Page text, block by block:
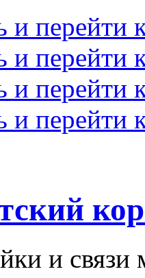
и перейти
и перейти
и перейти
и перейти
и